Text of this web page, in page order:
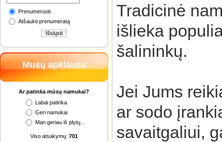
Prenumeruoti
Atšaukti prenumeratą
Išsiųsti
Musų apklausa
Ar patinka mūsų namukai?
Labai patinka
Geri namukai
Man geriau iš plytų...
Viso atsakymų: 701
Tradicinė
išlieka
šalininkų.
Jei Jums
ar sodo
savaitgaliui,